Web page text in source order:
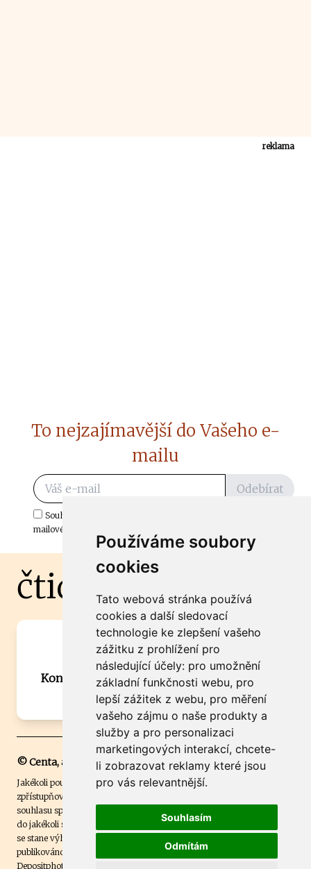
Používáme soubory
cookies
Tato webová stránka používá
cookies a další sledovací
technologie ke zlepšení vašeho
zážitku z prohlížení pro
následující účely: pro umožnění
základní funkčnosti webu, pro
lepší zážitek z webu, pro měření
vašeho zájmu o naše produkty a
služby a pro personalizaci
marketingových interakcí, chcete-
li zobrazovat reklamy které jsou
pro vás relevantnější.
Souhlasím
Odmítám
reklama
To nejzajímavější do Vašeho e-
mailu
Odebírat
Souhlasím s odběrem důležitých zpráv ze ČtiDoma.cz do mé e-
mailové schránky.
čtidoma.cz
Máte zajímavou informaci? Chcete
spolupracovat?
Kontaktujte šéfredaktora Martina Chalupu:
chalupa@ctidoma.cz
© Centa, a.s.
Jakékoli použití obsahu včetně převzetí, šíření či dalšího užití a
zpřístupňování textových či obrazových materiálů bez písemného
souhlasu společnosti Centa,a.s. je zakázáno. Čtenář svým přihlášením
do jakékoli soutěže na našem webu dává souhlas s tím, že v případě, že
se stane výhercem této soutěže, může být jeho jméno na webu
publikováno. Centa, a.s. využívala licenci ČTK a využívá fotografie z
Depositphotos